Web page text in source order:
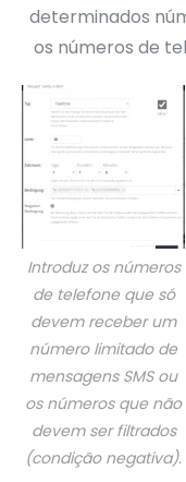
determinados
os números de
Introduz os números
de telefone que só
devem receber um
número limitado de
mensagens SMS ou
os números que não
devem ser filtrados
(condição negativa).